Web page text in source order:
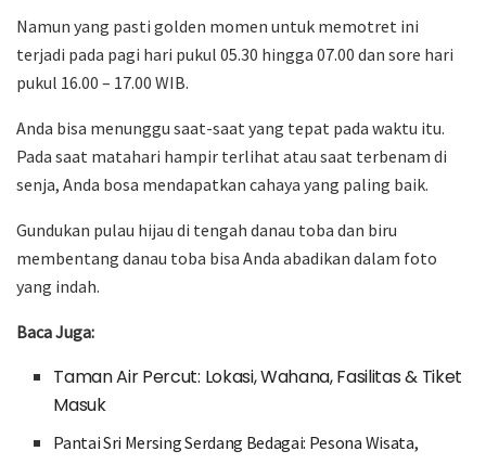
Namun yang pasti golden momen untuk memotret ini
terjadi pada pagi hari pukul 05.30 hingga 07.00 dan sore hari
pukul 16.00 – 17.00 WIB.
Anda bisa menunggu saat-saat yang tepat pada waktu itu.
Pada saat matahari hampir terlihat atau saat terbenam di
senja, Anda bosa mendapatkan cahaya yang paling baik.
Gundukan pulau hijau di tengah danau toba dan biru
membentang danau toba bisa Anda abadikan dalam foto
yang indah.
Baca Juga:
Taman Air Percut: Lokasi, Wahana, Fasilitas & Tiket
Masuk
Pantai Sri Mersing Serdang Bedagai: Pesona Wisata,